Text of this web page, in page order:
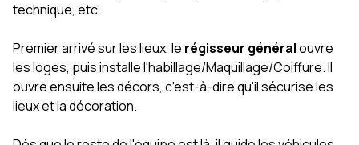
technique, etc.
Premier arrivé sur les lieux, le régisseur généralouvre
les loges, puis installe l'habillage/Maquillage/Coiffure. Il
ouvre ensuite les décors, c'est-à-dire qu'il sécurise les
lieux et la décoration.